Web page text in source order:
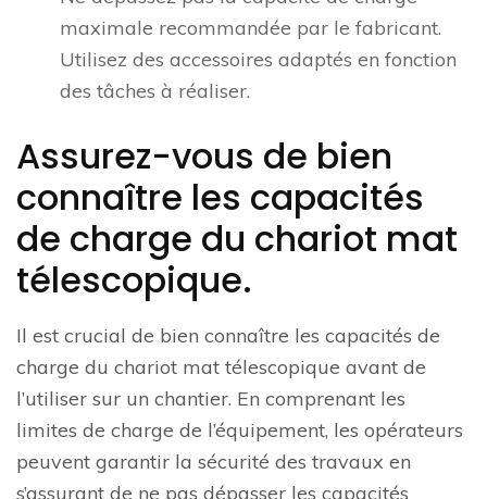
maximale recommandée par le fabricant.
Utilisez des accessoires adaptés en fonction
des tâches à réaliser.
Assurez-vous de bien
connaître les capacités
de charge du chariot mat
télescopique.
Il est crucial de bien connaître les capacités de
charge du chariot mat télescopique avant de
l’utiliser sur un chantier. En comprenant les
limites de charge de l’équipement, les opérateurs
peuvent garantir la sécurité des travaux en
s’assurant de ne pas dépasser les capacités